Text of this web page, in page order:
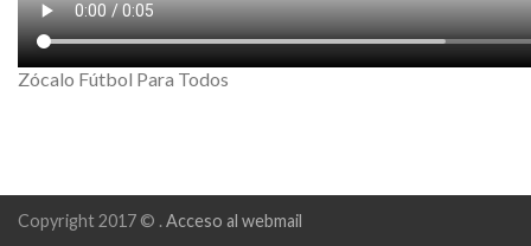
Zócalo Fútbol Para Todos
Copyright 2017 © . Acceso al webmail